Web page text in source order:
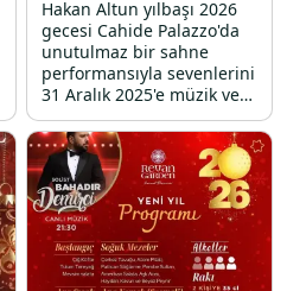
Hakan Altun yılbaşı 2026
gecesi Cahide Palazzo'da
unutulmaz bir sahne
performansıyla sevenlerini
31 Aralık 2025'e müzik ve
eğlence dolu bir vedaya
davet ediyor.